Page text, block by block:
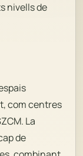
nivells de
com centres
La
de